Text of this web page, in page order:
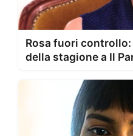
Rosa fuori
della stagione a Il